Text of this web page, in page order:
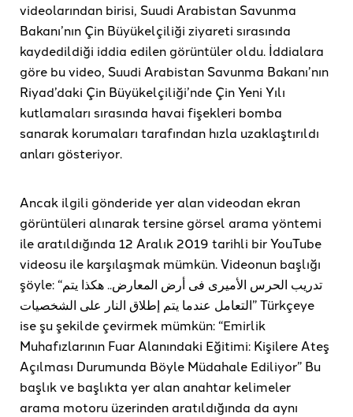
videolarından birisi, Suudi Arabistan Savunma
Bakanı’nın Çin Büyükelçiliği ziyareti sırasında
kaydedildiği iddia edilen görüntüler oldu. İddialara
göre bu video, Suudi Arabistan Savunma Bakanı’nın
Riyad’daki Çin Büyükelçiliği’nde Çin Yeni Yılı
kutlamaları sırasında havai fişekleri bomba
sanarak korumaları tarafından hızla uzaklaştırıldı
anları gösteriyor.
Ancak ilgili gönderide yer alan videodan ekran
görüntüleri alınarak tersine görsel arama yöntemi
ile aratıldığında 12 Aralık 2019 tarihli bir YouTube
videosu ile karşılaşmak mümkün. Videonun başlığı
şöyle: “تدريب الحرس الأميرى فى أرض المعارض.. هكذا يتم
التعامل عندما يتم إطلاق النار على الشخصيات” Türkçeye
ise şu şekilde çevirmek mümkün: “Emirlik
Muhafızlarının Fuar Alanındaki Eğitimi: Kişilere Ateş
Açılması Durumunda Böyle Müdahale Ediliyor” Bu
başlık ve başlıkta yer alan anahtar kelimeler
arama motoru üzerinden aratıldığında da aynı